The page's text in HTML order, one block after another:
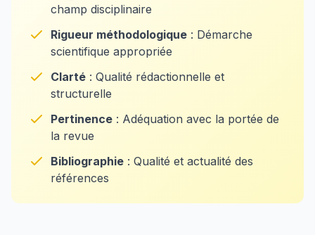
champ disciplinaire
Rigueur méthodologique : Démarche
scientifique appropriée
Clarté : Qualité rédactionnelle et
structurelle
Pertinence : Adéquation avec la portée de
la revue
Bibliographie : Qualité et actualité des
références